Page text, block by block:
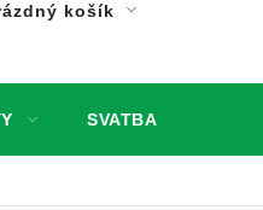
košík
SVATBA